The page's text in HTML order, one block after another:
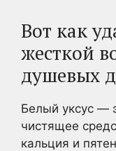
Вот как
жесткой
душевых
Белый уксус —
чистящее
кальция и